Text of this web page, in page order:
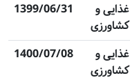
غذایی و
کشاورزی
1399/06/31
غذایی و
کشاورزی
1400/07/08